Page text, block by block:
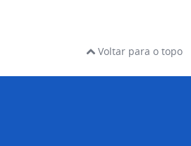
Voltar para o topo